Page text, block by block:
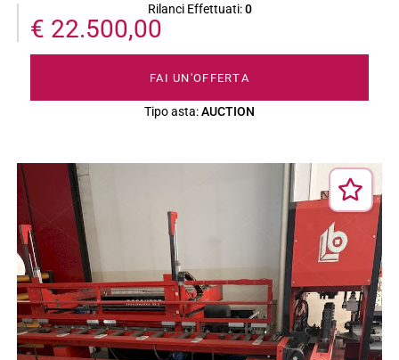
Rilanci Effettuati:0
€ 22.500,00
FAI UN'OFFERTA
Tipo asta:AUCTION